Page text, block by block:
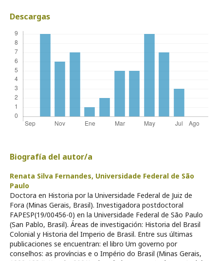
Descargas
Biografía del autor/a
Renata Silva Fernandes, Universidade Federal de São
Paulo
Doctora en Historia por la Universidade Federal de Juiz de
Fora (Minas Gerais, Brasil). Investigadora postdoctoral
FAPESP(19/00456-0) en la Universidade Federal de São Paulo
(San Pablo, Brasil). Áreas de investigación: Historia del Brasil
Colonial y Historia del Imperio de Brasil. Entre sus últimas
publicaciones se encuentran: el libro Um governo por
conselhos: as províncias e o Império do Brasil (Minas Gerais,